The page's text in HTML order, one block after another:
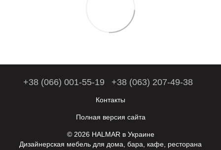
+38 (066) 001-55-19 +38 (063) 207-49-38
Контакты
Полная версия сайта
© 2026 HALMAR в Украине
Дизайнерская мебель для дома, бара, кафе, ресторана